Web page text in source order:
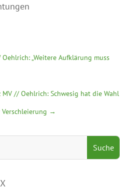
„Weitere Aufklärung muss
// Oehlrich: Schwesig hat die Wahl
→